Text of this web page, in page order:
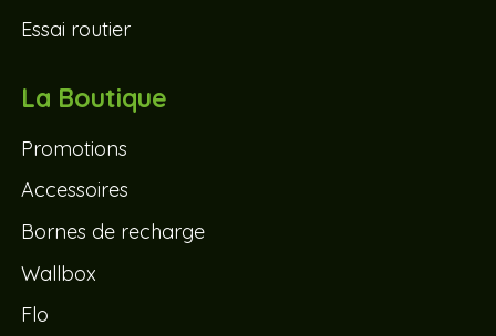
Essai routier
La Boutique
Promotions
Accessoires
Bornes de recharge
Wallbox
Flo